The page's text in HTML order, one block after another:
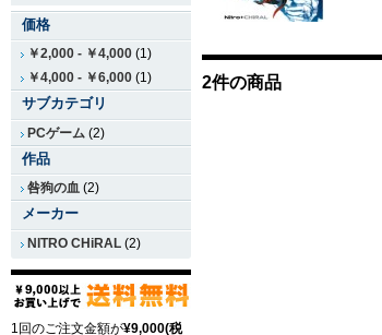
2件の商品
価格
￥2,000 - ￥4,000 (1)
￥4,000 - ￥6,000 (1)
サブカテゴリ
PCゲーム (2)
作品
咎狗の血 (2)
メーカー
NITRO CHiRAL (2)
1回のご注文金額が¥9,000(税